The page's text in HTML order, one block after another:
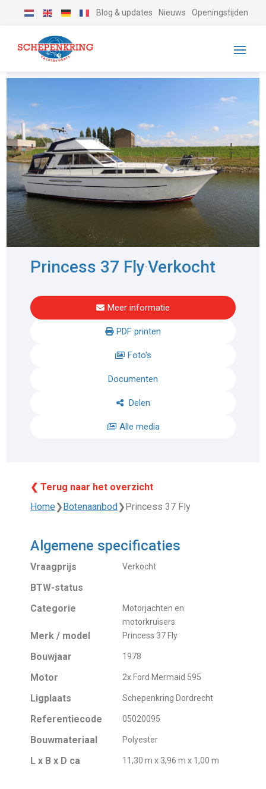
Blog & updates Nieuws Openingstijden
Princess 37 Fly-Verkocht
Meer informatie
PDF printen
Foto's
Documenten
Delen
Alle media
❮ Terug naar het overzicht
Home❯Botenaanbod❯Princess 37 Fly
Algemene specificaties
Vraagprijs Verkocht
BTW-status
Categorie
Motorjachten en
motorkruisers
Merk / model Princess 37 Fly
Bouwjaar 1978
Motor 2x Ford Mermaid 595
Ligplaats Schepenkring Dordrecht
Referentiecode 05020095
Bouwmateriaal Polyester
L x B x D ca 11,30 m x 3,96 m x 1,00 m